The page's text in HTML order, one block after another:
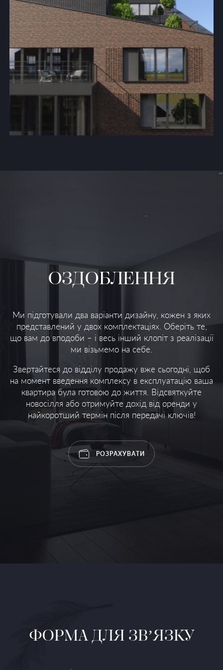
ОЗДОБЛЕННЯ
Ми підготували два варіанти дизайну, кожен з яких
представлений у двох комплектаціях. Оберіть те,
що вам до вподоби – і весь інший клопіт з реалізації
ми візьмемо на себе.
Звертайтеся до відділу продажу вже сьогодні, щоб
на момент введення комплексу в експлуатацію ваша
квартира була готовою до життя. Відсвяткуйте
новосілля або отримуйте дохід від оренди у
найкоротший термін після передачі ключів!
РОЗРАХУВАТИ
ФОРМА ДЛЯ ЗВ’ЯЗКУ